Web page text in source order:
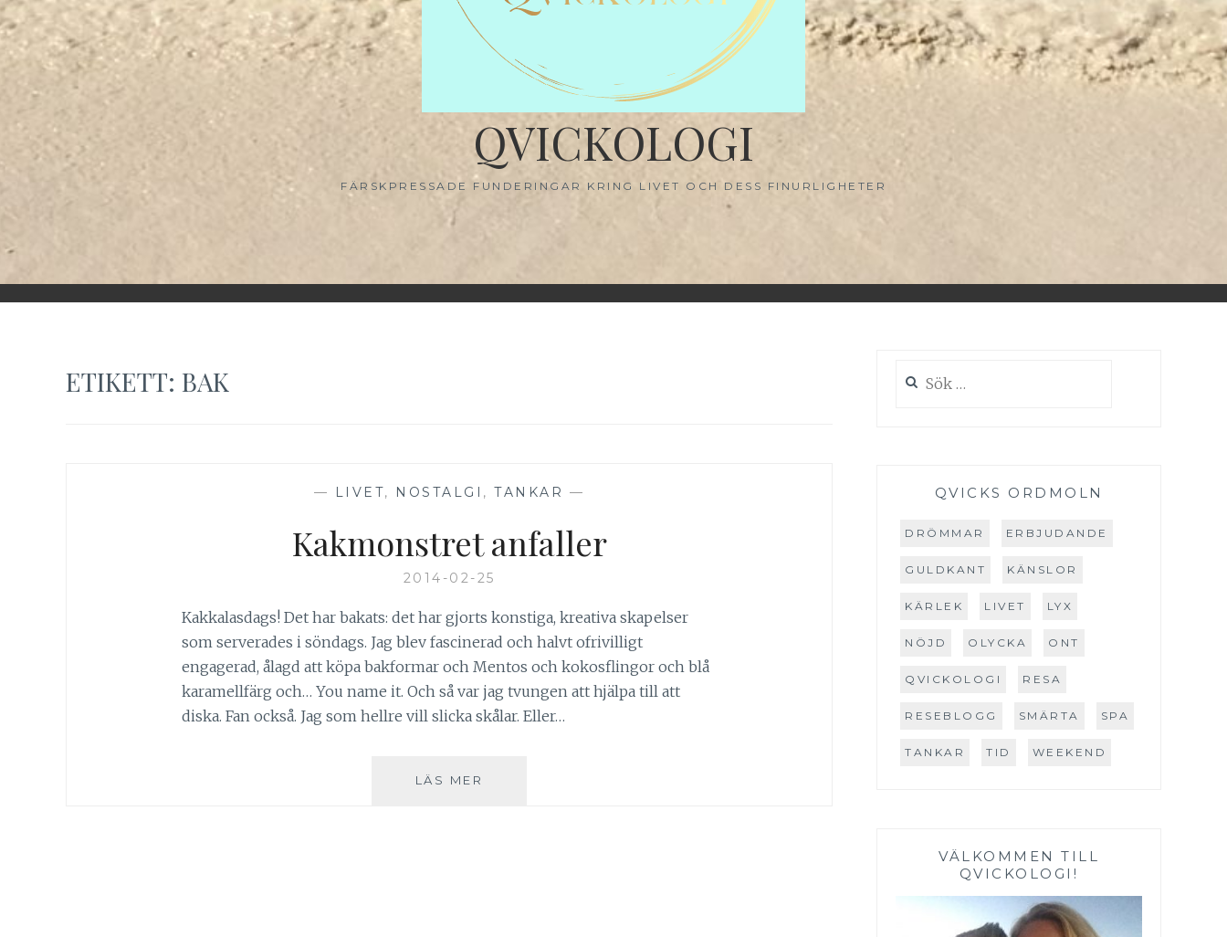
QVICKOLOGI
FÄRSKPRESSADE FUNDERINGAR KRING LIVET OCH DESS FINURLIGHETER
ETIKETT: BAK
— LIVET, NOSTALGI ,TANKAR —
Kakmonstret anfaller
2014-02-25
Kakkalasdags! Det har bakats: det har gjorts konstiga, kreativa skapelser
som serverades i söndags. Jag blev fascinerad och halvt ofrivilligt
engagerad, ålagd att köpa bakformar och Mentos och kokosflingor och blå
karamellfärg och… You name it. Och så var jag tvungen att hjälpa till att
diska. Fan också. Jag som hellre vill slicka skålar. Eller…
LÄS MER
efter:
QVICKS ORDMOLN
DRÖMMAR ERBJUDANDE
GULDKANT KÄNSLOR
KÄRLEK LIVET LYX
NÖJD OLYCKA ONT
QVICKOLOGI RESA
RESEBLOGG SMÄRTA SPA
TANKAR TID WEEKEND
VÄLKOMMEN TILL
QVICKOLOGI!